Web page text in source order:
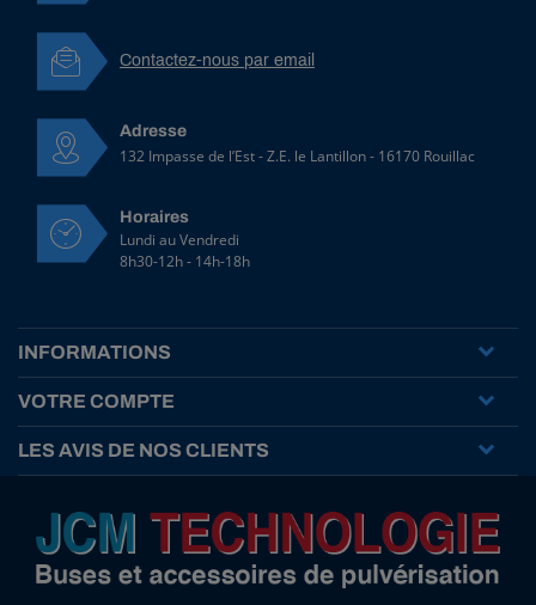
Contactez-nous par email
Adresse
132 Impasse de l’Est - Z.E. le Lantillon - 16170 Rouillac
Horaires
Lundi au Vendredi
8h30-12h - 14h-18h
INFORMATIONS
VOTRE COMPTE
LES AVIS DE NOS CLIENTS